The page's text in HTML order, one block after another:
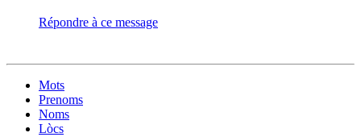
Répondre à ce message
Mots
Prenoms
Noms
Lòcs